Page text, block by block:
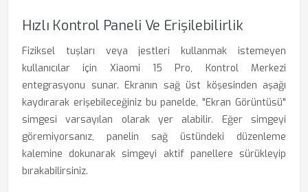
Hızlı Kontrol Paneli Ve Erişilebilirlik
Fiziksel tuşları veya jestleri kullanmak istemeyen
kullanıcılar için Xiaomi 15 Pro, Kontrol Merkezi
entegrasyonu sunar. Ekranın sağ üst köşesinden aşağı
kaydırarak erişebileceğiniz bu panelde, "Ekran Görüntüsü"
simgesi varsayılan olarak yer alabilir. Eğer simgeyi
göremiyorsanız, panelin sağ üstündeki düzenleme
kalemine dokunarak simgeyi aktif panellere sürükleyip
bırakabilirsiniz.